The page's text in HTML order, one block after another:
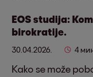
EOS studija:
birokratije.
30.04.2026. 4
Kako se može